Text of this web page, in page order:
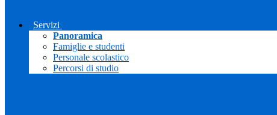
Servizi
Panoramica
Famiglie e studenti
Personale scolastico
Percorsi di studio